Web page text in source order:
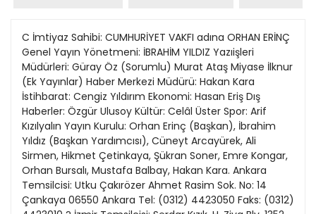
Evleniyoruz
Güney Dogu
Kitap Eki
Özel Ekler
Özel Okullar
Sevgililer Günü
Siyaset Eki
1991
1990
1989
1988
1987
1986
1985
19
20
21
22
23
24
25
26
11
12
13
14
15
16
17
C İmtiyaz Sahibi: CUMHURİYET VAKFI adına ORHAN ERİNÇ
Genel Yayın Yönetmeni: İBRAHİM YILDIZ Yazıişleri
Müdürleri: Güray Öz (Sorumlu) Murat Ataş Miyase İlknur
(Ek Yayınlar) Haber Merkezi Müdürü: Hakan Kara
İstihbarat: Cengiz Yıldırım Ekonomi: Hasan Eriş Dış
Haberler: Özgür Ulusoy Kültür: Celâl Üster Spor: Arif
Kızılyalın Yayın Kurulu: Orhan Erinç (Başkan), İbrahim
Yıldız (Başkan Yardımcısı), Cüneyt Arcayürek, Ali
Sirmen, Hikmet Çetinkaya, Şükran Soner, Emre Kongar,
Orhan Bursalı, Mustafa Balbay, Hakan Kara. Ankara
Temsilcisi: Utku Çakırözer Ahmet Rasim Sok. No: 14
Çankaya 06550 Ankara Tel: (0312) 4423050 Faks: (0312)